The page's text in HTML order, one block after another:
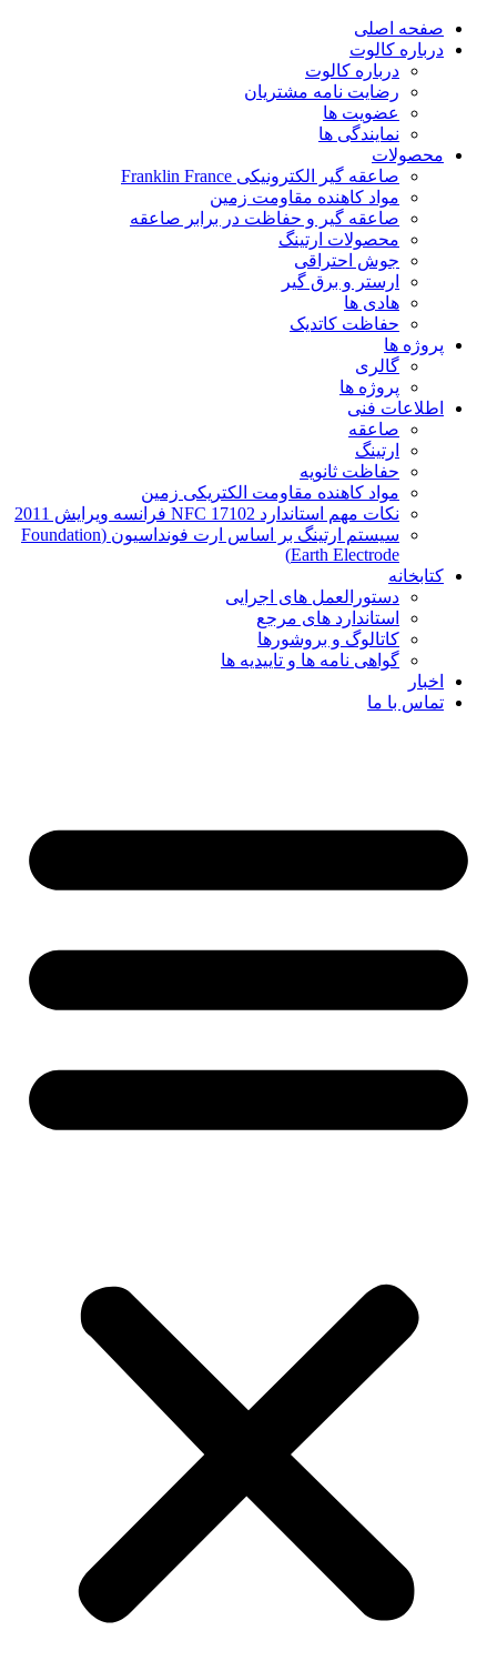
پرش
صفحه اصلی
درباره کالوت
درباره کالوت
رضایت نامه مشتریان
عضویت ها
نمایندگی ها
محصولات
صاعقه گیر الکترونیکی Franklin France
مواد کاهنده مقاومت زمین
صاعقه گیر و حفاظت در برابر صاعقه
محصولات ارتینگ
جوش احتراقی
ارستر و برق گیر
هادی ها
حفاظت کاتدیک
پروژه ها
گالری
پروژه ها
اطلاعات فنی
صاعقه
ارتینگ
حفاظت ثانویه
مواد کاهنده مقاومت الکتریکی زمین
نکات مهم استاندارد NFC 17102 فرانسه ویرایش 2011
سیستم ارتینگ بر اساس ارت فونداسیون (Foundation
Earth Electrode)
کتابخانه
دستورالعمل های اجرایی
استاندارد های مرجع
کاتالوگ و بروشورها
گواهی نامه ها و تاییدیه ها
اخبار
تماس با ما